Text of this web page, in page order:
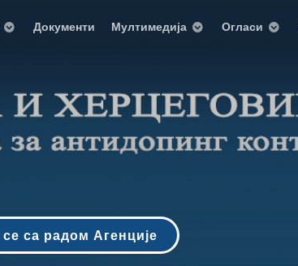
Документи Мултимедија Огласи
се са радом Агенције